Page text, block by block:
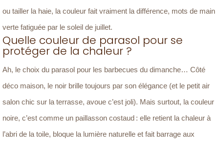
ou tailler la haie, la couleur fait vraiment la différence, mots de main
verte fatiguée par le soleil de juillet.
Quelle couleur de parasol pour se
protéger de la chaleur ?
Ah, le choix du parasol pour les barbecues du dimanche… Côté
déco maison, le noir brille toujours par son élégance (et le petit air
salon chic sur la terrasse, avoue c’est joli). Mais surtout, la couleur
noire, c’est comme un paillasson costaud : elle retient la chaleur à
l’abri de la toile, bloque la lumière naturelle et fait barrage aux